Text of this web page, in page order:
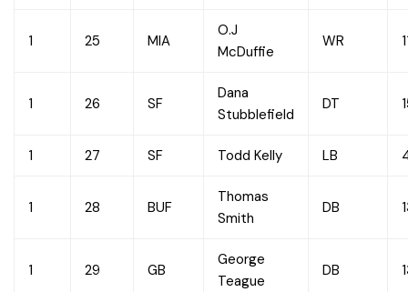
1 25 MIA
O.J
McDuffie
WR
1 26 SF
Dana
Stubblefield
DT
1 27 SF Todd Kelly LB
1 28 BUF
Thomas
Smith
DB
1 29 GB
George
Teague
DB